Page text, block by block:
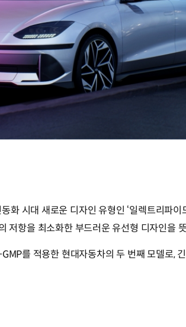
화 시대 새로운 디자인 유형인 ‘일렉트리파이
항을 최소화한 부드러운 유선형 디자인을
를 적용한 현대자동차의 두 번째 모델로,